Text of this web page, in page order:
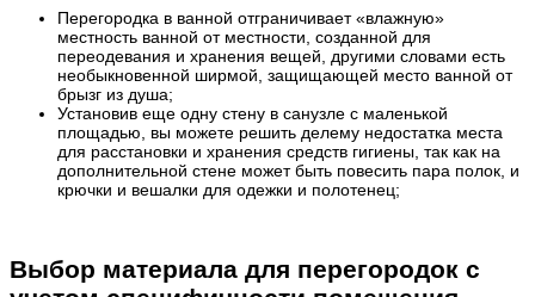
Перегородка в ванной отграничивает «влажную»
местность ванной от местности, созданной для
переодевания и хранения вещей, другими словами есть
необыкновенной ширмой, защищающей место ванной от
брызг из душа;
Установив еще одну стену в санузле с маленькой
площадью, вы можете решить делему недостатка места
для расстановки и хранения средств гигиены, так как на
дополнительной стене может быть повесить пара полок, и
крючки и вешалки для одежки и полотенец;
Выбор материала для перегородок с